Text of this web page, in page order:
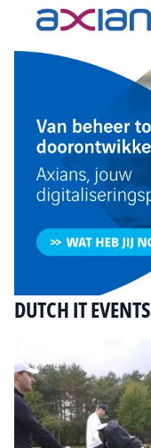
DUTCH IT EVENTS